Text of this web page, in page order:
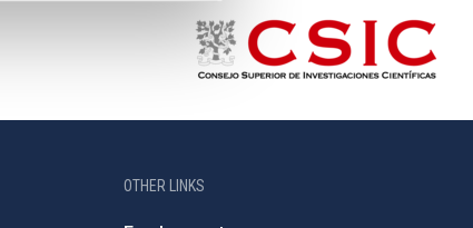
OTHER LINKS